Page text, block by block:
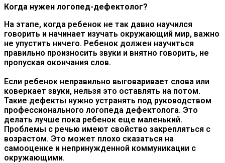
Когда нужен логопед-дефектолог?
На этапе, когда ребенок не так давно научился
говорить и начинает изучать окружающий мир, важно
не упустить ничего. Ребенок должен научиться
правильно произносить звуки и внятно говорить, не
пропуская окончания слов.
Если ребенок неправильно выговаривает слова или
коверкает звуки, нельзя это оставлять на потом.
Такие дефекты нужно устранять под руководством
профессионального логопеда дефектолога. Это
делать лучше пока ребенок еще маленький.
Проблемы с речью имеют свойство закрепляться с
возрастом. Это может плохо сказаться на
самооценке и непринужденной коммуникации с
окружающими.